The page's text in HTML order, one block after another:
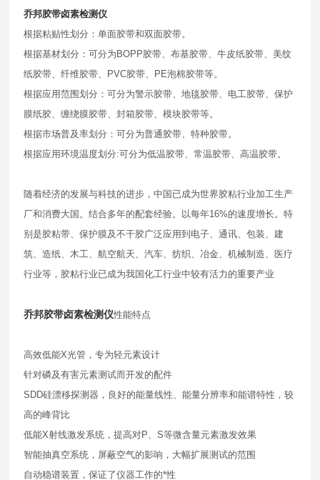
乔邦胶带卤素检测仪
根据粘贴性划分：单面胶带和双面胶带。
根据基材划分：可分为BOPP胶带、布基胶带、牛皮纸胶带、美纹
纸胶带、纤维胶带、PVC胶带、PE泡棉胶带等。
根据应用范围划分：可分为警示胶带、地毯胶带、电工胶带、保护
膜纸胶、缠绕膜胶带、封箱胶带、模块胶带等。
根据市场普及率划分：可分为普通胶带、特种胶带。
根据应用环境温度划分:可分为低温胶带、常温胶带、高温胶带。
随着经济的发展与科技的进步，中国已成为世界胶粘行业加工生产
厂和消费大国。结合多年的配套经验。以每年16%的速度增长。特
别是胶粘带、保护膜及不干胶广泛应用到电子、通讯、包装、建
筑、造纸、木工、航空航天、汽车、纺织、冶金、机械制造、医疗
行业等，胶粘行业已成为我国化工行业中较有活力的重要产业
乔邦胶带卤素检测仪性能特点
高效低能X光管，专为轻元素设计
针对磷及有害元素测试而开发的配件
SDD硅漂移探测器，良好的能量线性、能量分辨率和能谱特性，较
高的峰背比
低能X射线激发系统，提高对P、S等微含量元素激发效果
智能抽真空系统，屏蔽空气的影响，大幅扩展测试的范围
自动稳谱装置，保证了仪器工作的*性